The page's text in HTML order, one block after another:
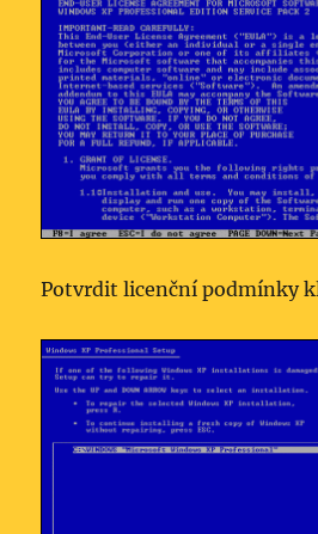
Potvrdit licenční podmínky